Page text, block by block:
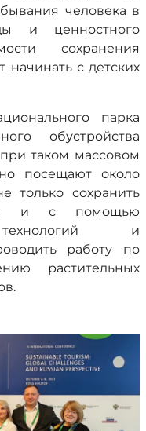
человека в
и ценностного
сохранения
начинать с детских
парка
обустройства
таком массовом
посещают около
только сохранить
и с помощью
технологий и
работу по
растительных